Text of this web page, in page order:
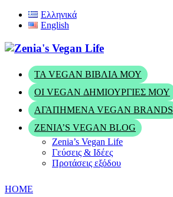
Ελληνικά
English
ΤΑ VEGAN ΒΙΒΛΊΑ ΜΟΥ
ΟΙ VEGAN ΔΗΜΙΟΥΡΓΊΕΣ ΜΟΥ
ΑΓΑΠΗΜΈΝΑ VEGAN BRANDS
ZENIA’S VEGAN BLOG
Zenia’s Vegan Life
Γεύσεις & Ιδέες
Προτάσεις εξόδου
HOME